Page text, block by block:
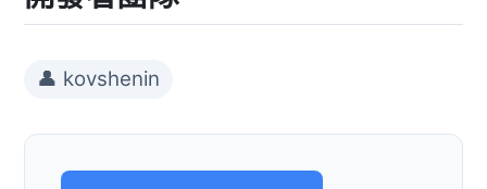
👤 kovshenin